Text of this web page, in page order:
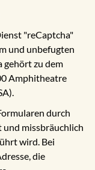
"reCaptcha"
und unbefugten
gehört zu dem
Amphitheatre
durch
missbräuchlich
wird. Bei
die